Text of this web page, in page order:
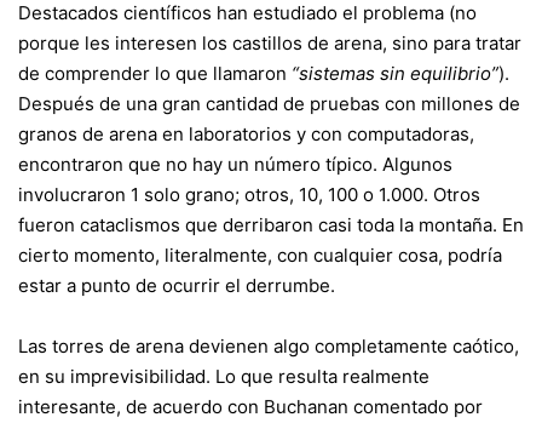
Destacados científicos han estudiado el problema (no
porque les interesen los castillos de arena, sino para tratar
de comprender lo que llamaron “sistemas sin equilibrio”).
Después de una gran cantidad de pruebas con millones de
granos de arena en laboratorios y con computadoras,
encontraron que no hay un número típico. Algunos
involucraron 1 solo grano; otros, 10, 100 o 1.000. Otros
fueron cataclismos que derribaron casi toda la montaña. En
cierto momento, literalmente, con cualquier cosa, podría
estar a punto de ocurrir el derrumbe.
Las torres de arena devienen algo completamente caótico,
en su imprevisibilidad. Lo que resulta realmente
interesante, de acuerdo con Buchanan comentado por